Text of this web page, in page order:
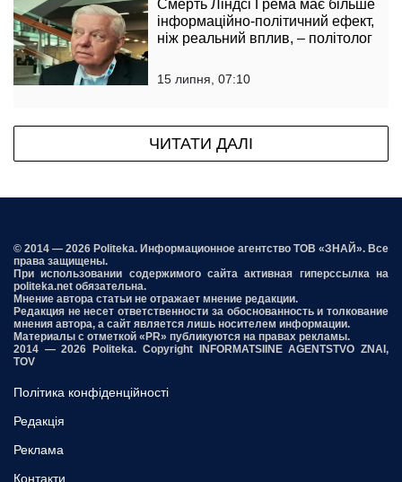
Смерть Ліндсі Грема має більше
інформаційно-політичний ефект,
ніж реальний вплив, – політолог
15 липня, 07:10
ЧИТАТИ ДАЛІ
© 2014 — 2026 Politeka. Информационное агентство ТОВ «ЗНАЙ». Все
права защищены.
При использовании содержимого сайта активная гиперссылка на
politeka.net обязательна.
Мнение автора статьи не отражает мнение редакции.
Редакция не несет ответственности за обоснованность и толкование
мнения автора, а сайт является лишь носителем информации.
Материалы с отметкой «PR» публикуются на правах рекламы.
2014 — 2026 Politeka. Copyright INFORMATSIINE AGENTSTVO ZNAI,
TOV
Політика конфіденційності
Редакція
Реклама
Контакти